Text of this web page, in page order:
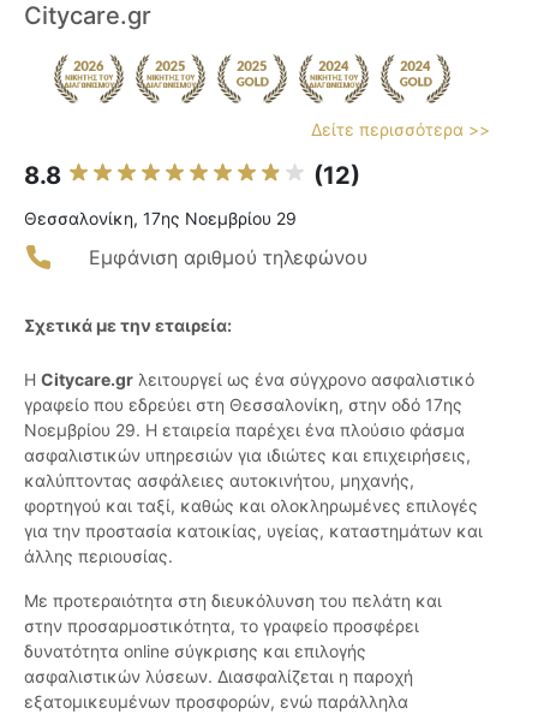
Citycare.gr
Δείτε περισσότερα >>
8.8 (12)
Θεσσαλονίκη, 17ης Νοεμβρίου 29
Εμφάνιση αριθμού τηλεφώνου
Σχετικά με την εταιρεία:
Η Citycare.gr λειτουργεί ως ένα σύγχρονο ασφαλιστικό
γραφείο που εδρεύει στη Θεσσαλονίκη, στην οδό 17ης
Νοεμβρίου 29. Η εταιρεία παρέχει ένα πλούσιο φάσμα
ασφαλιστικών υπηρεσιών για ιδιώτες και επιχειρήσεις,
καλύπτοντας ασφάλειες αυτοκινήτου, μηχανής,
φορτηγού και ταξί, καθώς και ολοκληρωμένες επιλογές
για την προστασία κατοικίας, υγείας, καταστημάτων και
άλλης περιουσίας.
Με προτεραιότητα στη διευκόλυνση του πελάτη και
στην προσαρμοστικότητα, το γραφείο προσφέρει
δυνατότητα online σύγκρισης και επιλογής
ασφαλιστικών λύσεων. Διασφαλίζεται η παροχή
εξατομικευμένων προσφορών, ενώ παράλληλα